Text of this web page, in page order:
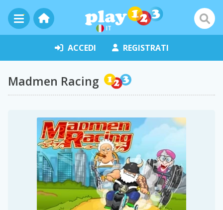
IT
ACCEDI REGISTRATI
Madmen Racing